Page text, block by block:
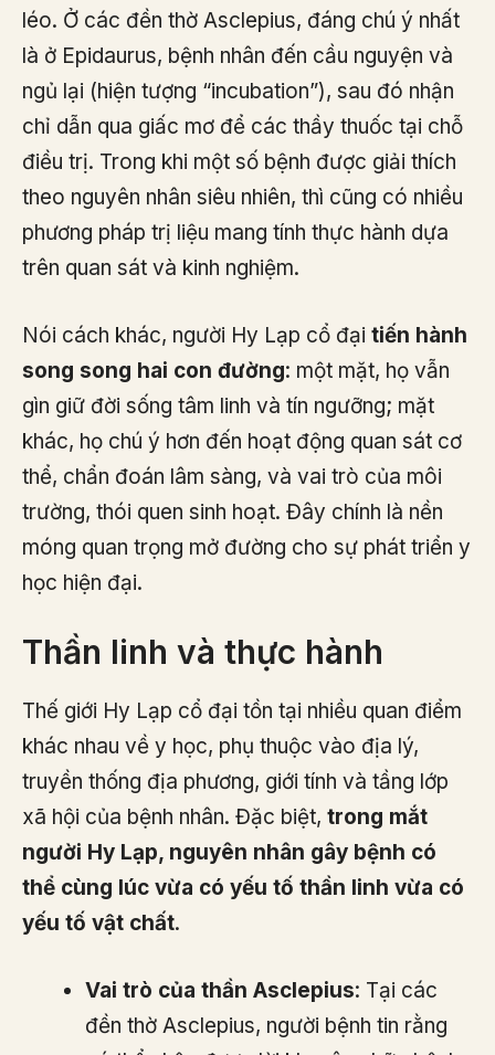
léo. Ở các đền thờ Asclepius, đáng chú ý nhất
là ở Epidaurus, bệnh nhân đến cầu nguyện và
ngủ lại (hiện tượng “incubation”), sau đó nhận
chỉ dẫn qua giấc mơ để các thầy thuốc tại chỗ
điều trị. Trong khi một số bệnh được giải thích
theo nguyên nhân siêu nhiên, thì cũng có nhiều
phương pháp trị liệu mang tính thực hành dựa
trên quan sát và kinh nghiệm.
Nói cách khác, người Hy Lạp cổ đại tiến hành
song song hai con đường: một mặt, họ vẫn
gìn giữ đời sống tâm linh và tín ngưỡng; mặt
khác, họ chú ý hơn đến hoạt động quan sát cơ
thể, chẩn đoán lâm sàng, và vai trò của môi
trường, thói quen sinh hoạt. Đây chính là nền
móng quan trọng mở đường cho sự phát triển y
học hiện đại.
Thần linh và thực hành
Thế giới Hy Lạp cổ đại tồn tại nhiều quan điểm
khác nhau về y học, phụ thuộc vào địa lý,
truyền thống địa phương, giới tính và tầng lớp
xã hội của bệnh nhân. Đặc biệt, trong mắt
người Hy Lạp, nguyên nhân gây bệnh có
thể cùng lúc vừa có yếu tố thần linh vừa có
yếu tố vật chất.
Vai trò của thần Asclepius: Tại các
đền thờ Asclepius, người bệnh tin rằng